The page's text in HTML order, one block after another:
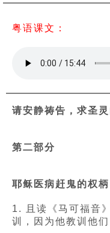
粤语课文：
请安静祷告，求圣
第二部分
耶稣医病赶鬼的权柄
1. 且读《马可福音
训，因为他教训他